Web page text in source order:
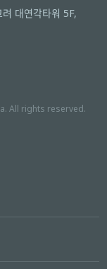
대연각타워 5F,
All rights reserved.